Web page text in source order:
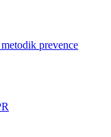
prevence